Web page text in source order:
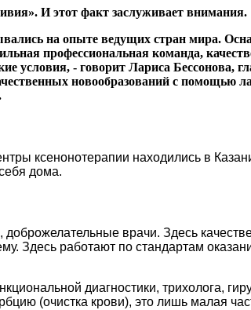
И этот факт заслуживает внимания.
на опыте ведущих стран мира.
профессиональная команда,
условия, - говорит Лариса Бессонова,
новообразований с помощью
ксенонотерапии находились в
дома.
врачи. Здесь
Здесь работают по стандартам
диагностики, трихолога,
(очистка крови), это лишь малая